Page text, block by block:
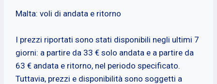
Malta: voli di andata e ritorno
I prezzi riportati sono stati disponibili negli ultimi 7
giorni: a partire da 33 € solo andata e a partire da
63 € andata e ritorno, nel periodo specificato.
Tuttavia, prezzi e disponibilità sono soggetti a